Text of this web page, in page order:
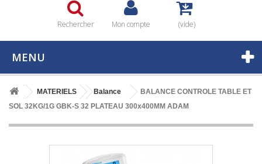
Rechercher Mon compte (vide)
MENU
MATERIELS Balance
BALANCE CONTROLE TABLE ET
SOL 32KG/1G GBK-S 32 PLATEAU 300x400MM ADAM